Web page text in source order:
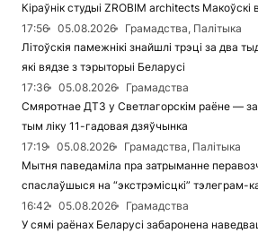
Кіраўнік студыі ZROBIM architects
17:56
05.08.2026
Грамадства, Палітыка
Літоўскія памежнікі знайшлі трэці за два
які вядзе з тэрыторыі Беларусі
17:36
05.08.2026
Грамадства
Смяротнае ДТЗ у Светлагорскім раёне —
тым ліку 11-гадовая дзяўчынка
17:19
05.08.2026
Грамадства, Палітыка
Мытня паведаміла пра затрыманне
спаслаўшыся на “экстрэмісцкі” тэлеграм-
16:42
05.08.2026
Грамадства
У сямі раёнах Беларусі забаронена